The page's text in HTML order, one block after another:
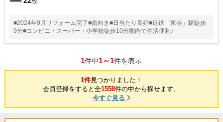
■2024年9月リフォーム完了■南向き■日当たり良好■近鉄「東寺」駅徒歩
9分■コンビニ・スーパー・小学校徒歩10分圏内で生活便利♪
1件中1～1件を表示
1件見つかりました！
会員登録をすると全1558件の中から探せます。
今すぐ見る